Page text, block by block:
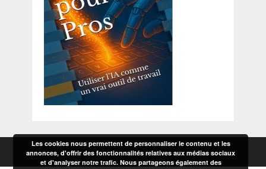
Les cookies nous permettent de personnaliser le contenu et les
annonces, d'offrir des fonctionnalités relatives aux médias sociaux
et d'analyser notre trafic. Nous partageons également des